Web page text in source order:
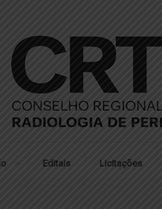
Editais Licitações